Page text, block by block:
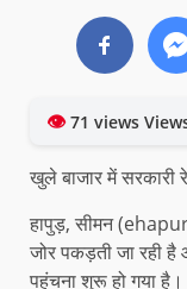
👁71 views
खुले बाजार में सरकारी
हापुड़, सीमन
जोर पकड़ती जा रही
पहुंचना शुरू हो गया है।